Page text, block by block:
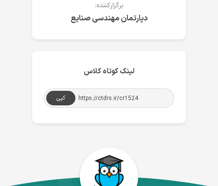
برگزارکننده:
دپارتمان مهندسی صنایع
لینک کوتاه کلاس
کپی